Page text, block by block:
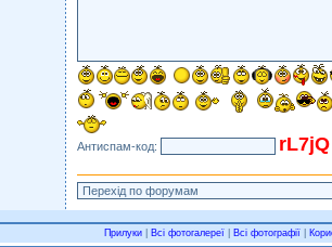
Антиспам-код: rL7jQ
Прилуки Всі фотогалереї Всі фотографії